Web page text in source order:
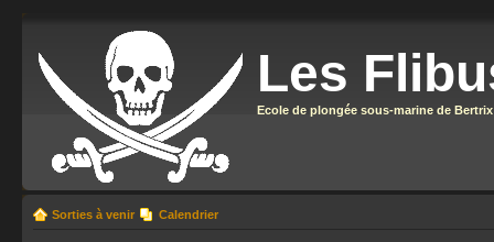
Les
Ecole de plongée sous-marine de Bertrix
Sorties à venir Calendrier